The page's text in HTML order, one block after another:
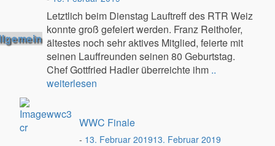
Letztlich beim Dienstag Lauftreff des RTR Weiz
konnte groß gefeiert werden. Franz Reithofer,
ältestes noch sehr aktives Mitglied, feierte mit
seinen Lauffreunden seinen 80 Geburtstag.
Chef Gottfried Hadler überreichte ihm ..
weiterlesen
WWC Finale
- 13. Februar 201913. Februar 2019